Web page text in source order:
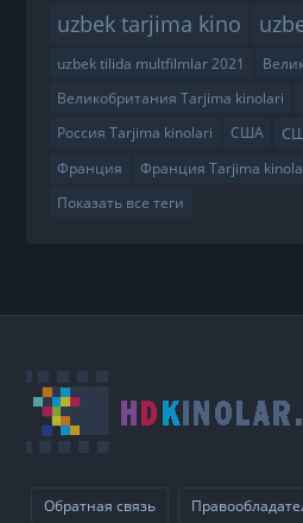
uzbek tarjima kino
uzbek tilida multfilmlar 2021
Великобритания Tarjima kinolari
Россия Tarjima kinolari
США
Франция
Франция Tarjima
Показать все теги
Обратная связь